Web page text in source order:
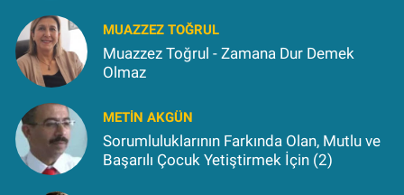
MUAZZEZ TOĞRUL
Muazzez Toğrul - Zamana Dur Demek
Olmaz
METIN AKGÜN
Sorumluluklarının Farkında Olan, Mutlu ve
Başarılı Çocuk Yetiştirmek İçin (2)